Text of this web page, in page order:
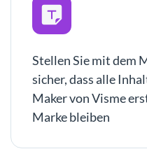
Stellen Sie mit dem
sicher, dass alle
Maker von Visme
Marke bleiben